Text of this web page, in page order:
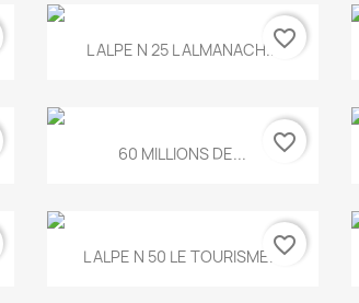
 Aperçu rapide
L ALPE N 25 L ALMANACH...favorite_border
Aperçu rapide
60 MILLIONS DE... favorite_border
 Aperçu rapide
L ALPE N 50 LE TOURISME...favorite_border